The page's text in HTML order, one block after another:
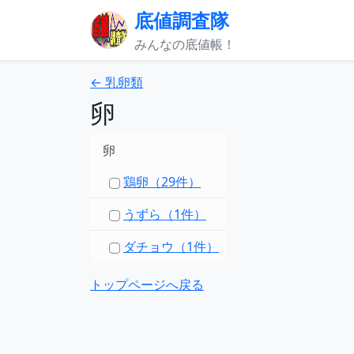
底値調査隊
みんなの底値帳！
← 乳卵類
卵
卵
鶏卵（29件）
うずら（1件）
ダチョウ（1件）
トップページへ戻る